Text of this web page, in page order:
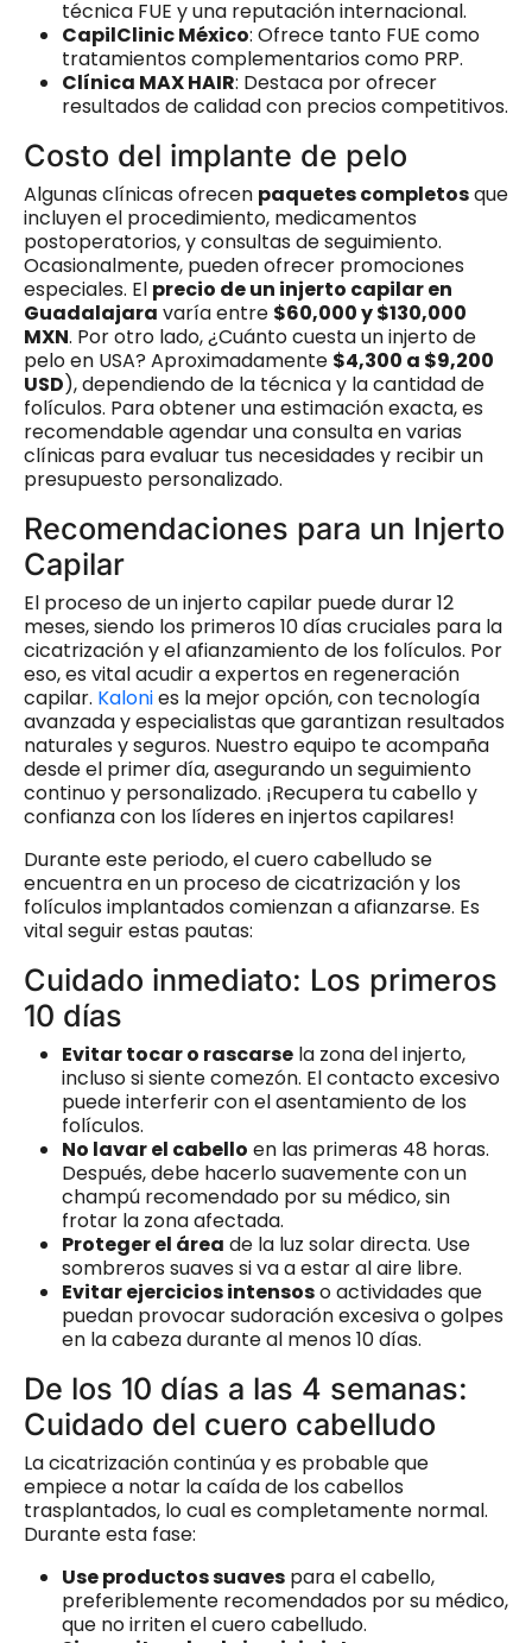
técnica FUE y una reputación internacional.
CapilClinic México: Ofrece tanto FUE como
tratamientos complementarios como PRP.
Clínica MAX HAIR: Destaca por ofrecer
resultados de calidad con precios competitivos.
Costo del implante de pelo
Algunas clínicas ofrecen paquetes completosque
incluyen el procedimiento, medicamentos
postoperatorios, y consultas de seguimiento.
Ocasionalmente, pueden ofrecer promociones
especiales. El precio de un injerto capilar en
Guadalajara varía entre $60,000 y $130,000
MXN. Por otro lado, ¿Cuánto cuesta un injerto de
pelo en USA? Aproximadamente $4,300 a $9,200
USD), dependiendo de la técnica y la cantidad de
folículos. Para obtener una estimación exacta, es
recomendable agendar una consulta en varias
clínicas para evaluar tus necesidades y recibir un
presupuesto personalizado.
Recomendaciones para un Injerto
Capilar
El proceso de un injerto capilar puede durar 12
meses, siendo los primeros 10 días cruciales para la
cicatrización y el afianzamiento de los folículos. Por
eso, es vital acudir a expertos en regeneración
capilar. Kalonies la mejor opción, con tecnología
avanzada y especialistas que garantizan resultados
naturales y seguros. Nuestro equipo te acompaña
desde el primer día, asegurando un seguimiento
continuo y personalizado. ¡Recupera tu cabello y
confianza con los líderes en injertos capilares!
Durante este periodo, el cuero cabelludo se
encuentra en un proceso de cicatrización y los
folículos implantados comienzan a afianzarse. Es
vital seguir estas pautas:
Cuidado inmediato: Los primeros
10 días
Evitar tocar o rascarse la zona del injerto,
incluso si siente comezón. El contacto excesivo
puede interferir con el asentamiento de los
folículos.
No lavar el cabello en las primeras 48 horas.
Después, debe hacerlo suavemente con un
champú recomendado por su médico, sin
frotar la zona afectada.
Proteger el área de la luz solar directa. Use
sombreros suaves si va a estar al aire libre.
Evitar ejercicios intensoso actividades que
puedan provocar sudoración excesiva o golpes
en la cabeza durante al menos 10 días.
De los 10 días a las 4 semanas:
Cuidado del cuero cabelludo
La cicatrización continúa y es probable que
empiece a notar la caída de los cabellos
trasplantados, lo cual es completamente normal.
Durante esta fase:
Use productos suaves para el cabello,
preferiblemente recomendados por su médico,
que no irriten el cuero cabelludo.